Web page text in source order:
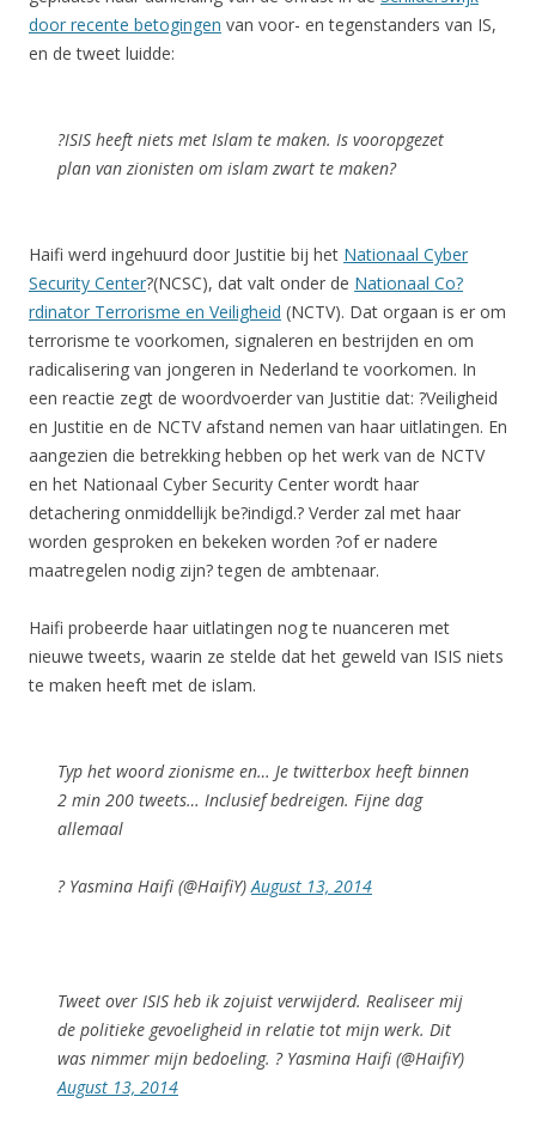
door recente betogingen van voor- en tegenstanders van IS,
en de tweet luidde:
?ISIS heeft niets met Islam te maken. Is vooropgezet
plan van zionisten om islam zwart te maken?
Haifi werd ingehuurd door Justitie bij het Nationaal Cyber
Security Center?(NCSC), dat valt onder de Nationaal Co?
rdinator Terrorisme en Veiligheid (NCTV). Dat orgaan is er om
terrorisme te voorkomen, signaleren en bestrijden en om
radicalisering van jongeren in Nederland te voorkomen. In
een reactie zegt de woordvoerder van Justitie dat: ?Veiligheid
en Justitie en de NCTV afstand nemen van haar uitlatingen. En
aangezien die betrekking hebben op het werk van de NCTV
en het Nationaal Cyber Security Center wordt haar
detachering onmiddellijk be?indigd.? Verder zal met haar
worden gesproken en bekeken worden ?of er nadere
maatregelen nodig zijn? tegen de ambtenaar.
Haifi probeerde haar uitlatingen nog te nuanceren met
nieuwe tweets, waarin ze stelde dat het geweld van ISIS niets
te maken heeft met de islam.
Typ het woord zionisme en… Je twitterbox heeft binnen
2 min 200 tweets… Inclusief bedreigen. Fijne dag
allemaal
? Yasmina Haifi (@HaifiY)August 13, 2014
Tweet over ISIS heb ik zojuist verwijderd. Realiseer mij
de politieke gevoeligheid in relatie tot mijn werk. Dit
was nimmer mijn bedoeling. ? Yasmina Haifi (@HaifiY)
August 13, 2014